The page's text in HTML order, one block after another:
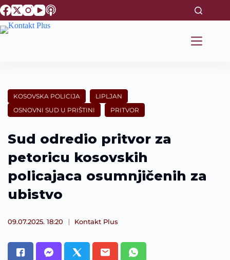
S
k
i
n
KOSOVSKA POLICIJA
LIPLJAN
OSNOVNI SUD U PRIŠTINI
PRITVOR
Sud odredio pritvor za
petoricu kosovskih
policajaca osumnjičenih za
ubistvo
09.07.2025. 18:20 Kontakt Plus